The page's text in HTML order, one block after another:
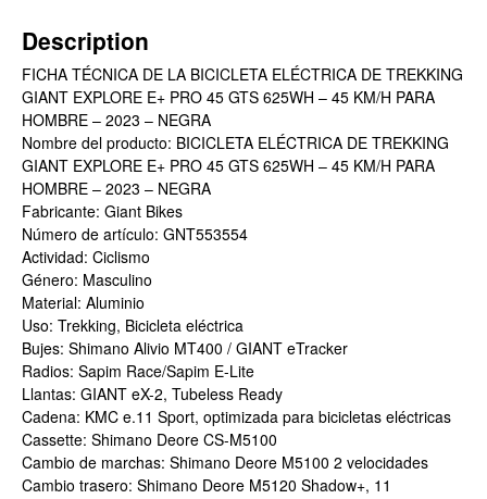
Description
FICHA TÉCNICA DE LA BICICLETA ELÉCTRICA DE TREKKING
GIANT EXPLORE E+ PRO 45 GTS 625WH – 45 KM/H PARA
HOMBRE – 2023 – NEGRA
Nombre del producto: BICICLETA ELÉCTRICA DE TREKKING
GIANT EXPLORE E+ PRO 45 GTS 625WH – 45 KM/H PARA
HOMBRE – 2023 – NEGRA
Fabricante: Giant Bikes
Número de artículo: GNT553554
Actividad: Ciclismo
Género: Masculino
Material: Aluminio
Uso: Trekking, Bicicleta eléctrica
Bujes: Shimano Alivio MT400 / GIANT eTracker
Radios: Sapim Race/Sapim E-Lite
Llantas: GIANT eX-2, Tubeless Ready
Cadena: KMC e.11 Sport, optimizada para bicicletas eléctricas
Cassette: Shimano Deore CS-M5100
Cambio de marchas: Shimano Deore M5100 2 velocidades
Cambio trasero: Shimano Deore M5120 Shadow+, 11